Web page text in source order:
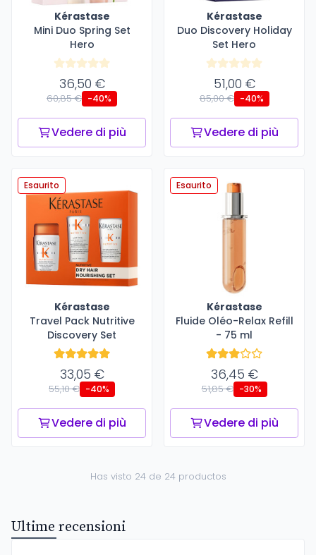
Kérastase
Mini Duo Spring Set
Hero
36,50 €
60,85 € -40%
Vedere di più
Kérastase
Duo Discovery Holiday
Set Hero
51,00 €
85,00 € -40%
Vedere di più
Esaurito
Kérastase
Travel Pack Nutritive
Discovery Set
33,05 €
55,10 € -40%
Vedere di più
Esaurito
Kérastase
Fluide Oléo-Relax Refill
- 75 ml
36,45 €
51,85 € -30%
Vedere di più
Has visto 24 de 24 productos
Ultime recensioni